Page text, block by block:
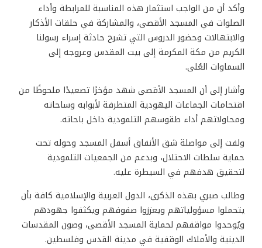
وأكد أن من الواجب استثمار هذه المناسبة للمرابطة وأداء
الصلوات في المسجد الأقصى، والمشاركة في حلقات الأذكار
والابتهالات وحضور الدروس التي تشرح حادثة إسراء رسولنا
الكريم من مكة المكرمة إلى بيت المقدس وعروجه إلى
السماوات العُلى.
وأشار إلى أن المسجد الأقصى شهد مؤخرًا تصعيدًا ملحوظًا من
اقتحامات الجماعات اليهودية المتطرفة لأبوابه وساحاته
ومحاولاتهم أداء طقوسهم التلمودية داخل باحاته.
ولفت إلى مواصلة شق الأنفاق أسفل المسجد وحوله تحت
حماية سلطات الاحتلال، وبدعم من الجمعيات التلمودية
لتحقيق هدفهم في السيطرة عليه.
وطالب صبري بهذه الذكرى، الدول العربية والإسلامية كافة بأن
يتحملوا مسؤولياتهم ويعززوا صفوفهم ويكثفوا جهودهم
ويُوحدوا مواقفهم لحماية المسجد الأقصى، وصون المقدسات
الدينية والأملاك الوقفية في مدينة القدس وفلسطين.